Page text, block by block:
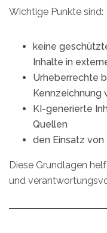
Wichtige Punkte sind:
keine
Inhalte in
Urheberrechte
Kennzeichnung
KI-generierte
Quellen
den Einsatz
Diese Grundlagen
und